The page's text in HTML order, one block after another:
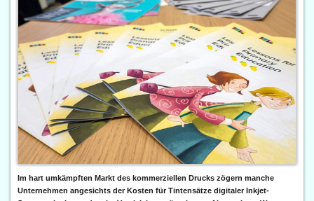
Im hart umkämpften Markt des kommerziellen Drucks zögern manche
Unternehmen angesichts der Kosten für Tintensätze digitaler Inkjet-